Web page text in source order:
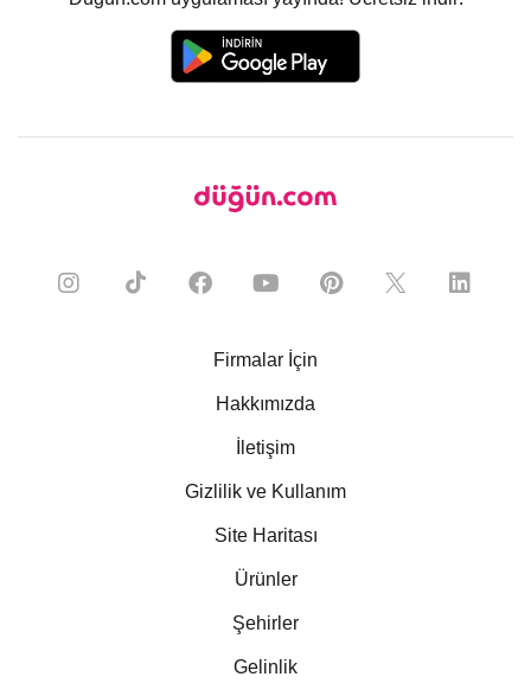
Firmalar İçin
Hakkımızda
İletişim
Gizlilik ve Kullanım
Site Haritası
Ürünler
Şehirler
Gelinlik